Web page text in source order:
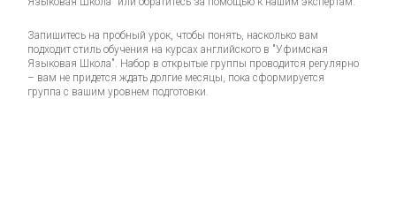
Запишитесь на пробный урок, чтобы понять, насколько вам
подходит стиль обучения на курсах английского в "Уфимская
Языковая Школа". Набор в открытые группы проводится регулярно
– вам не придется ждать долгие месяцы, пока сформируется
группа с вашим уровнем подготовки.